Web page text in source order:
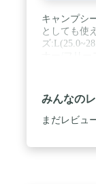
キャンプシ
としても使
ズ
靴底/ポリ
みんなの
まだレビュ